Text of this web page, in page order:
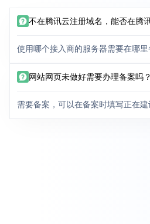
不在腾讯云注册域名，能否在腾
使用哪个接入商的服务器需要在哪
网站网页未做好需要办理备案吗？
需要备案，可以在备案时填写正在建